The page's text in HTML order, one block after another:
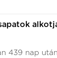
439 nap